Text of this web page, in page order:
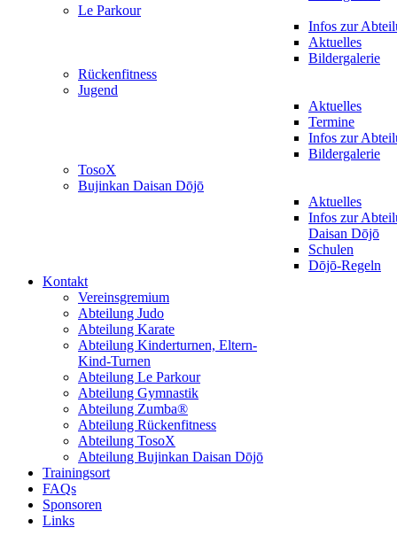
Le Parkour
Infos zur
Aktuelles
Bildergalerie
Rückenfitness
Jugend
Aktuelles
Termine
Infos zur
Bildergalerie
TosoX
Bujinkan Daisan Dōjō
Aktuelles
Infos zur
Daisan Dōjō
Schulen
Dōjō-Regeln
Kontakt
Vereinsgremium
Abteilung Judo
Abteilung Karate
Abteilung Kinderturnen, Eltern-
Kind-Turnen
Abteilung Le Parkour
Abteilung Gymnastik
Abteilung Zumba®
Abteilung Rückenfitness
Abteilung TosoX
Abteilung Bujinkan Daisan Dōjō
Trainingsort
FAQs
Sponsoren
Links